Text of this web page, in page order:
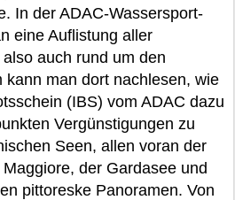
In der ADAC-Wassersport-
eine Auflistung aller
auch rund um den
kann man dort nachlesen, wie
(IBS) vom ADAC dazu
Vergünstigungen zu
Seen, allen voran der
der Gardasee und
pittoreske Panoramen. Von